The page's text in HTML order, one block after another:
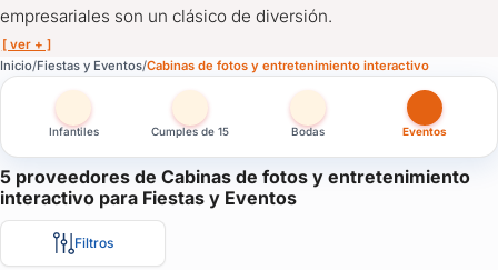
empresariales son un clásico de diversión.
[ ver + ]
Inicio Fiestas y Eventos Cabinas de fotos y entretenimiento interactivo
Infantiles Cumples de 15 Bodas Eventos
5 proveedores de Cabinas de fotos y entretenimiento
interactivo para Fiestas y Eventos
Filtros
Cabinas de fotos y entretenimiento interactivo para Fiestas
Las cabinas de fotos y video 360 en fiestas y eventos
En las cabinas de fotos, grandes y chicos se divierten
En las plataformas de video 360, 2 o 3 personas bailan
A los invitados les quedan fotos y videos como recuerdo del
También los pueden compartir en sus redes sociales.